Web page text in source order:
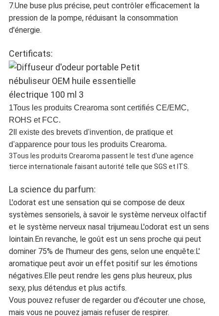
7.Une buse plus précise, peut contrôler efficacement la
pression de la pompe, réduisant la consommation
d'énergie.
Certificats:
1Tous les produits Crearoma sont certifiés CE/EMC,
ROHS et FCC.
2Il existe des brevets d'invention, de pratique et
d'apparence pour tous les produits Crearoma.
3Tous les produits Crearoma passent le test d'une agence
tierce internationale faisant autorité telle que SGS et ITS.
La science du parfum:
L'odorat est une sensation qui se compose de deux
systèmes sensoriels, à savoir le système nerveux olfactif
et le système nerveux nasal trijumeau.L'odorat est un sens
lointain.En revanche, le goût est un sens proche qui peut
dominer 75% de l'humeur des gens, selon une enquête:L'
aromatique peut avoir un effet positif sur les émotions
négatives.Elle peut rendre les gens plus heureux, plus
sexy, plus détendus et plus actifs.
Vous pouvez refuser de regarder ou d'écouter une chose,
mais vous ne pouvez jamais refuser de respirer.